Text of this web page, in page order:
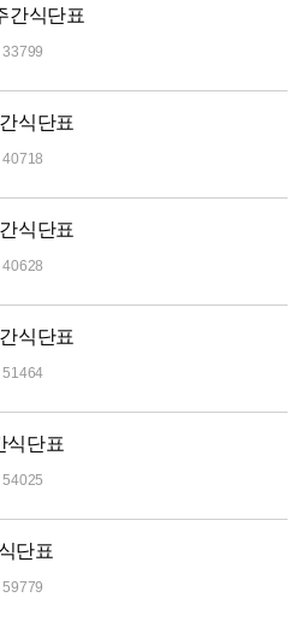
간식단표
33799
식단표
40718
식단표
40628
식단표
51464
식단표
54025
단표
59779